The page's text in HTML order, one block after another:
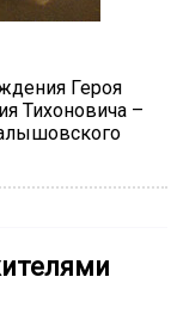
Героя
Тихоновича –